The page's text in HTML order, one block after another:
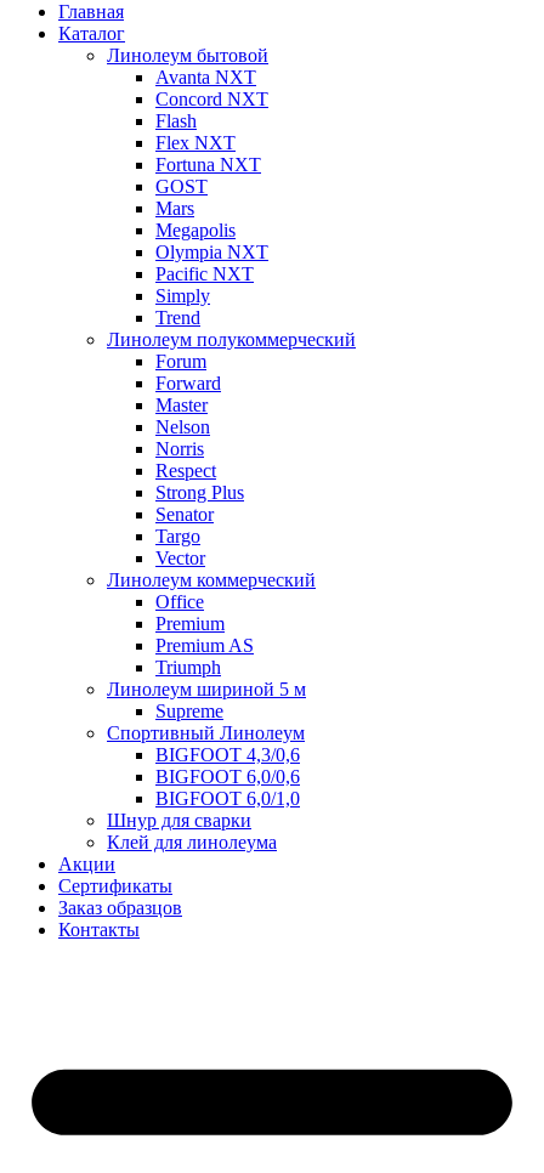
Главная
Каталог
Линолеум бытовой
Avanta NXT
Concord NXT
Flash
Flex NXT
Fortuna NXT
GOST
Mars
Megapolis
Olympia NXT
Pacific NXT
Simply
Trend
Линолеум полукоммерческий
Forum
Forward
Master
Nelson
Norris
Respect
Strong Plus
Senator
Targo
Vector
Линолеум коммерческий
Office
Premium
Premium AS
Triumph
Линолеум шириной 5 м
Supreme
Спортивный Линолеум
BIGFOOT 4,3/0,6
BIGFOOT 6,0/0,6
BIGFOOT 6,0/1,0
Шнур для сварки
Клей для линолеума
Акции
Сертификаты
Заказ образцов
Контакты